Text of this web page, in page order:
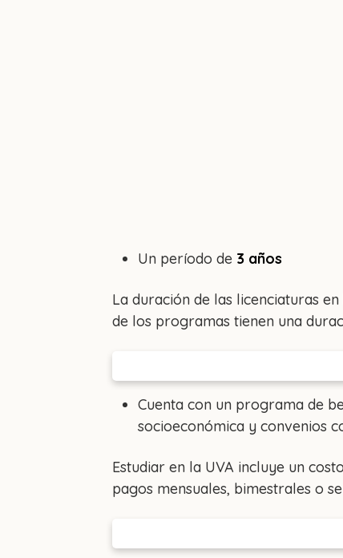
Un período de 3 años
La duración de las licenciaturas
de los programas tienen una
Cuenta con un programa de
socioeconómica y convenios
Estudiar en la UVA incluye un
pagos mensuales, bimestrales o